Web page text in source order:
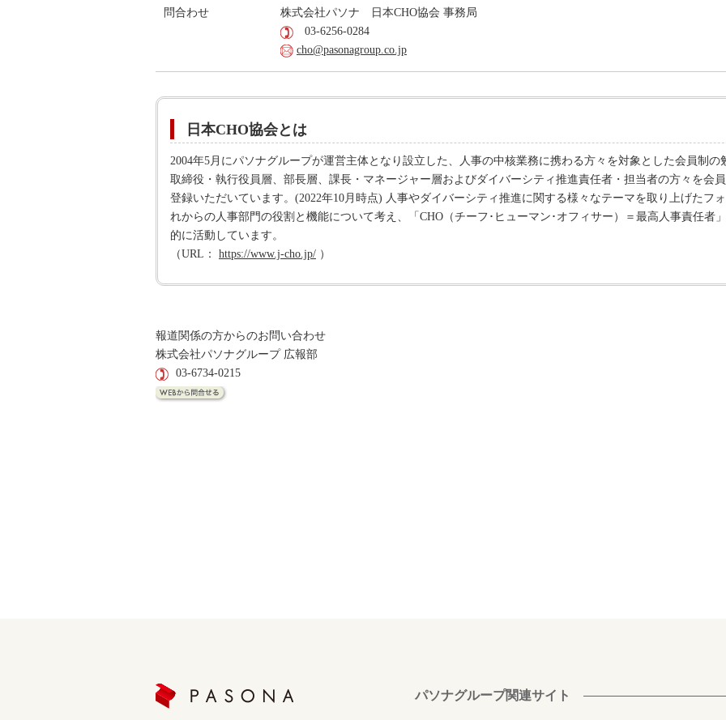
問合わせ
株式会社パソナ 日本CHO協会 事務局
03-6256-0284
cho@pasonagroup.co.jp
日本CHO協会とは
2004年5月にパソナグループが運営主体となり設立した、人事の中核業務に携わる方々を対象とした会員制
取締役・執行役員層、部長層、課長・マネージャー層およびダイバーシティ推進責任者・担当者の方々を会
登録いただいています。(2022年10月時点) 人事やダイバーシティ推進に関する様々なテーマを取り上げたフ
れからの人事部門の役割と機能について考え、「CHO（チーフ･ヒューマン･オフィサー）＝最高人事責任者
的に活動しています。
（URL： https://www.j-cho.jp/ ）
報道関係の方からのお問い合わせ
株式会社パソナグループ 広報部
03-6734-0215
パソナグループ関連サイト